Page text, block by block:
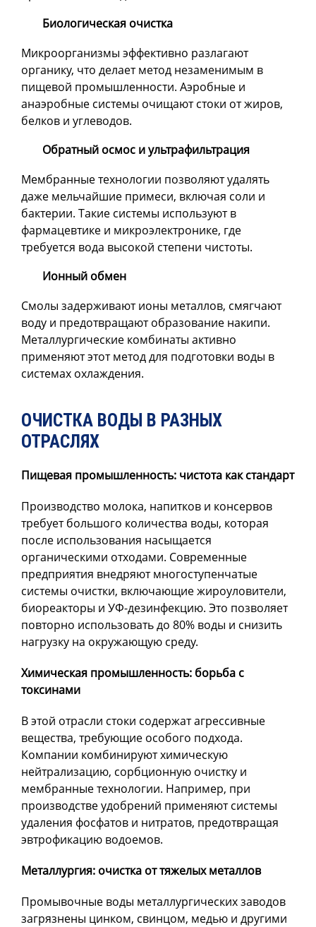
Биологическая очистка
Микроорганизмы эффективно разлагают
органику, что делает метод незаменимым в
пищевой промышленности. Аэробные и
анаэробные системы очищают стоки от жиров,
белков и углеводов.
Обратный осмос и ультрафильтрация
Мембранные технологии позволяют удалять
даже мельчайшие примеси, включая соли и
бактерии. Такие системы используют в
фармацевтике и микроэлектронике, где
требуется вода высокой степени чистоты.
Ионный обмен
Смолы задерживают ионы металлов, смягчают
воду и предотвращают образование накипи.
Металлургические комбинаты активно
применяют этот метод для подготовки воды в
системах охлаждения.
ОЧИСТКА ВОДЫ В РАЗНЫХ
ОТРАСЛЯХ
Пищевая промышленность: чистота как стандарт
Производство молока, напитков и консервов
требует большого количества воды, которая
после использования насыщается
органическими отходами. Современные
предприятия внедряют многоступенчатые
системы очистки, включающие жироуловители,
биореакторы и УФ-дезинфекцию. Это позволяет
повторно использовать до 80% воды и снизить
нагрузку на окружающую среду.
Химическая промышленность: борьба с
токсинами
В этой отрасли стоки содержат агрессивные
вещества, требующие особого подхода.
Компании комбинируют химическую
нейтрализацию, сорбционную очистку и
мембранные технологии. Например, при
производстве удобрений применяют системы
удаления фосфатов и нитратов, предотвращая
эвтрофикацию водоемов.
Металлургия: очистка от тяжелых металлов
Промывочные воды металлургических заводов
загрязнены цинком, свинцом, медью и другими